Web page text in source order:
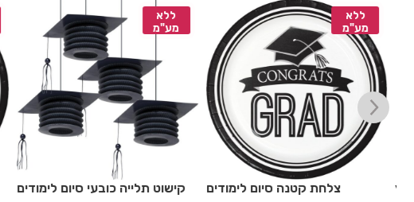
ללא
מע"מ
צלחת קטנה סיום לימודים
ללא
מע"מ
פלייסמנט זהב נצנץ